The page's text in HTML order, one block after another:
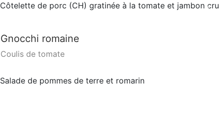
Côtelette de porc (CH) gratinée à la tomate et jambon cru
Gnocchi romaine
Coulis de tomate
Salade de pommes de terre et romarin